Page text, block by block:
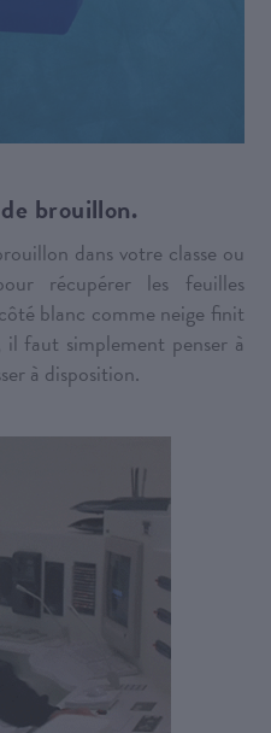
brouillon.
dans votre classe ou
récupérer les feuilles
blanc comme neige finit
faut simplement penser à
à disposition.